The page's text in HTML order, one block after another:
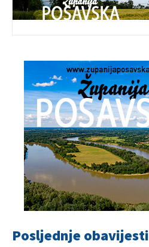
Posljednje obavijesti